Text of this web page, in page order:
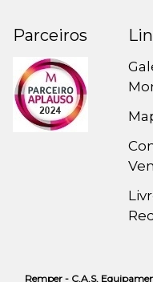
Parceiros
Remper - C.A.S.